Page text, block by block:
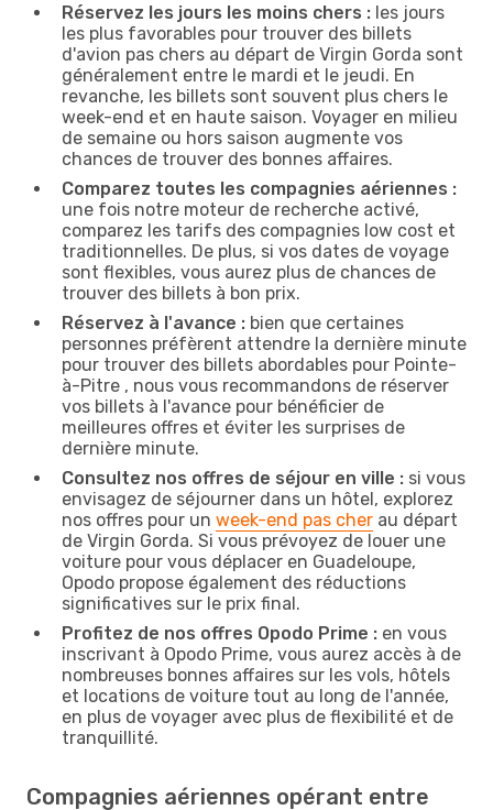
Réservez les jours les moins chers : les jours
les plus favorables pour trouver des billets
d'avion pas chers au départ de Virgin Gorda sont
généralement entre le mardi et le jeudi. En
revanche, les billets sont souvent plus chers le
week-end et en haute saison. Voyager en milieu
de semaine ou hors saison augmente vos
chances de trouver des bonnes affaires.
Comparez toutes les compagnies aériennes :
une fois notre moteur de recherche activé,
comparez les tarifs des compagnies low cost et
traditionnelles. De plus, si vos dates de voyage
sont flexibles, vous aurez plus de chances de
trouver des billets à bon prix.
Réservez à l'avance : bien que certaines
personnes préfèrent attendre la dernière minute
pour trouver des billets abordables pour Pointe-
à-Pitre , nous vous recommandons de réserver
vos billets à l'avance pour bénéficier de
meilleures offres et éviter les surprises de
dernière minute.
Consultez nos offres de séjour en ville : si vous
envisagez de séjourner dans un hôtel, explorez
nos offres pour un week-end pas cher au départ
de Virgin Gorda. Si vous prévoyez de louer une
voiture pour vous déplacer en Guadeloupe,
Opodo propose également des réductions
significatives sur le prix final.
Profitez de nos offres Opodo Prime : en vous
inscrivant à Opodo Prime, vous aurez accès à de
nombreuses bonnes affaires sur les vols, hôtels
et locations de voiture tout au long de l'année,
en plus de voyager avec plus de flexibilité et de
tranquillité.
Compagnies aériennes opérant entre